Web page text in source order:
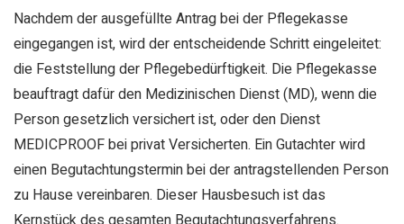
Nachdem der ausgefüllte Antrag bei der Pflegekasse
eingegangen ist, wird der entscheidende Schritt eingeleitet:
die Feststellung der Pflegebedürftigkeit. Die Pflegekasse
beauftragt dafür den Medizinischen Dienst (MD), wenn die
Person gesetzlich versichert ist, oder den Dienst
MEDICPROOF bei privat Versicherten. Ein Gutachter wird
einen Begutachtungstermin bei der antragstellenden Person
zu Hause vereinbaren. Dieser Hausbesuch ist das